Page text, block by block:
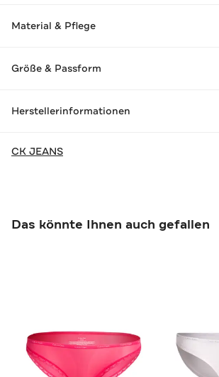
Material & Pflege
Größe & Passform
Herstellerinformationen
CK JEANS
Das könnte Ihnen auch gefallen